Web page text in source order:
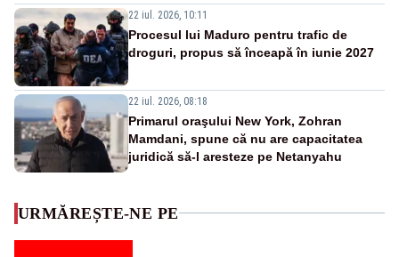
22 iul. 2026, 10:11
Procesul lui Maduro pentru trafic de
droguri, propus să înceapă în iunie 2027
22 iul. 2026, 08:18
Primarul oraşului New York, Zohran
Mamdani, spune că nu are capacitatea
juridică să-l aresteze pe Netanyahu
URMĂREȘTE-NE PE